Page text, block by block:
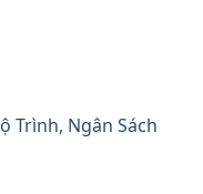
Trình, Ngân Sách